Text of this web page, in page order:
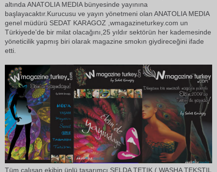
altında ANATOLIA MEDIA bünyesinde yayınına
başlayacaktır.Kurucusu ve yayın yönetmeni olan ANATOLIA MEDIA
genel müdürü SEDAT KARAGOZ ,wmagazineturkey.com un
Türkiyede'de bir milat olacağını,25 yıldır sektörün her kademesinde
yöneticilik yapmış biri olarak magazine smokın giydireceğini ifade
etti.
Tüm çalışan ekibin ünlü tasarımcı SELDA TETIK ( WASHA TEKSTIL